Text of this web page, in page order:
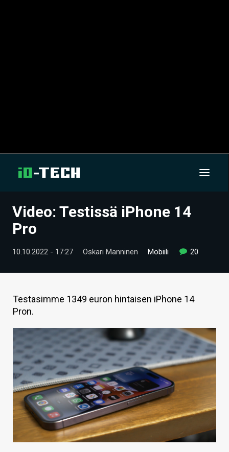
UUTISET
TIETOA
HINTA.FI
KAUPPA
VAIHDA TEEMA
HAKU
Video: Testissä iPhone 14
Pro
10.10.2022 - 17:27 Oskari Manninen Mobiili 20
Testasimme 1349 euron hintaisen iPhone 14
Pron.